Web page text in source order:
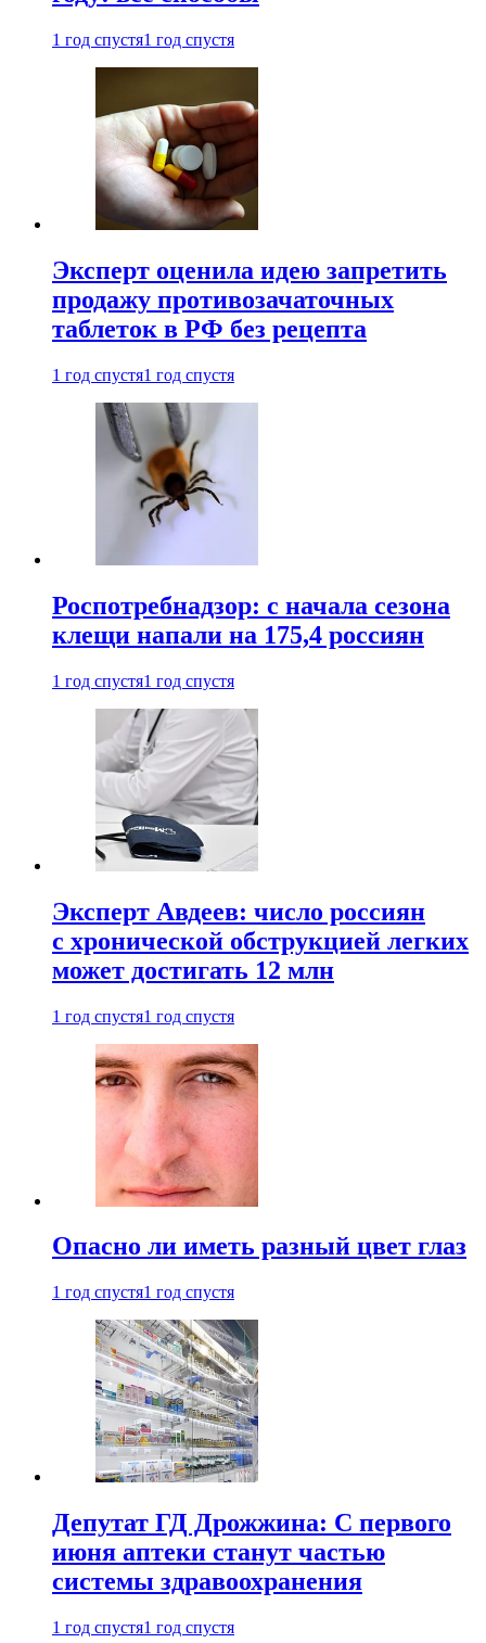
1 год спустя1 год спустя
Эксперт оценила идею запретить
продажу противозачаточных
таблеток в РФ без рецепта
1 год спустя1 год спустя
Роспотребнадзор: с начала сезона
клещи напали на 175,4 россиян
1 год спустя1 год спустя
Эксперт Авдеев: число россиян
с хронической обструкцией легких
может достигать 12 млн
1 год спустя1 год спустя
Опасно ли иметь разный цвет глаз
1 год спустя1 год спустя
Депутат ГД Дрожжина: С первого
июня аптеки станут частью
системы здравоохранения
1 год спустя1 год спустя